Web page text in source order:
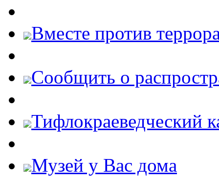
Вместе против
Cообщить о
Тифлокраеведческий
Музей у Вас дома